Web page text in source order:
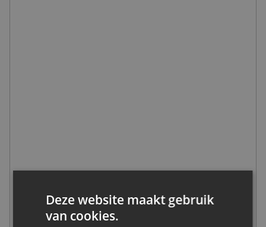
Deze website maakt gebruik
van cookies.